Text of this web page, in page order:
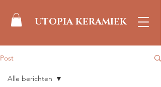
UTOPIA KERAMIEK
Post
Alle berichten